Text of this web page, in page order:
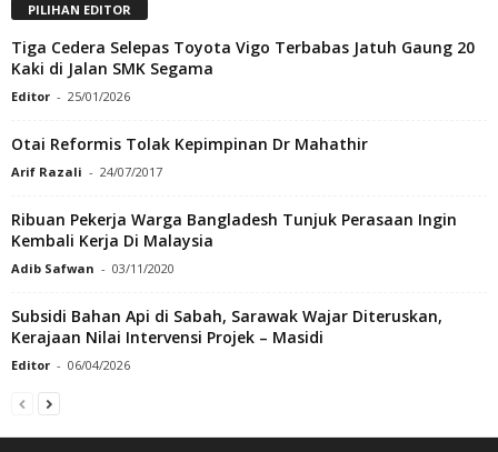
PILIHAN EDITOR
Tiga Cedera Selepas Toyota Vigo Terbabas Jatuh Gaung 20
Kaki di Jalan SMK Segama
Editor - 25/01/2026
Otai Reformis Tolak Kepimpinan Dr Mahathir
Arif Razali - 24/07/2017
Ribuan Pekerja Warga Bangladesh Tunjuk Perasaan Ingin
Kembali Kerja Di Malaysia
Adib Safwan - 03/11/2020
Subsidi Bahan Api di Sabah, Sarawak Wajar Diteruskan,
Kerajaan Nilai Intervensi Projek – Masidi
Editor - 06/04/2026